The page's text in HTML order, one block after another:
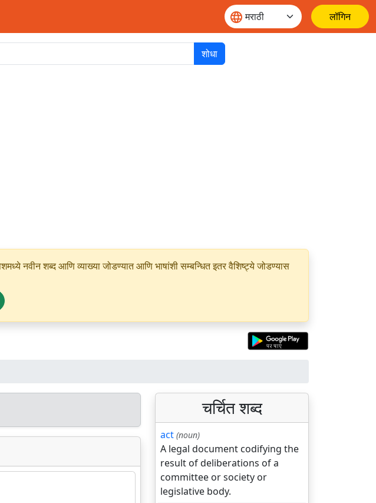
लॉगिन
शोधा
नवीन शब्द आणि व्याख्या जोडण्यात आणि भाषांशी सम्बन्धित इतर वैशिष्ट्ये जोडण्यास
चर्चित शब्द
act (noun)
A legal document codifying the
result of deliberations of a
committee or society or
legislative body.